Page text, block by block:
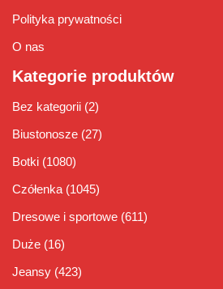
Polityka prywatności
O nas
Kategorie produktów
Bez kategorii (2)
Biustonosze (27)
Botki (1080)
Czółenka (1045)
Dresowe i sportowe (611)
Duże (16)
Jeansy (423)